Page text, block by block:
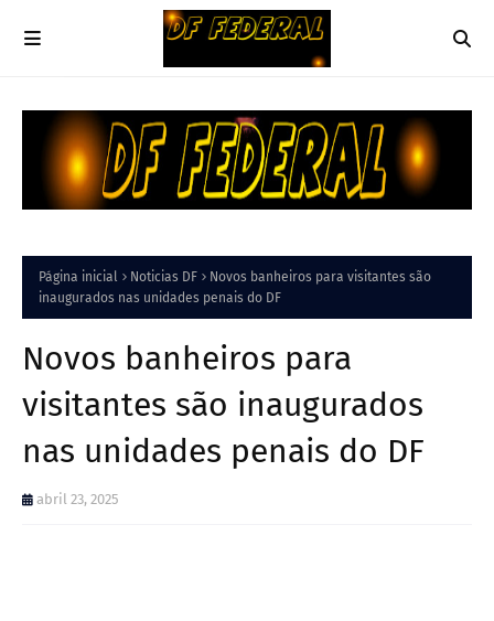
Página inicial Noticias DF
Novos banheiros para visitantes são
inaugurados nas unidades penais do DF
Novos banheiros para
visitantes são inaugurados
nas unidades penais do DF
abril 23, 2025